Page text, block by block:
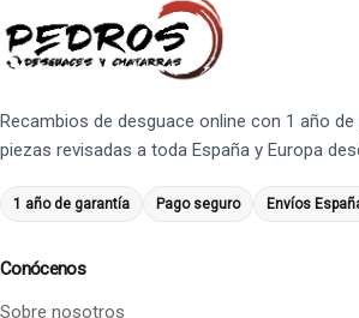
Recambios de desguace online con 1 año de
piezas revisadas a toda España y Europa
1 año de garantía Pago seguro Envíos
Conócenos
Sobre nosotros